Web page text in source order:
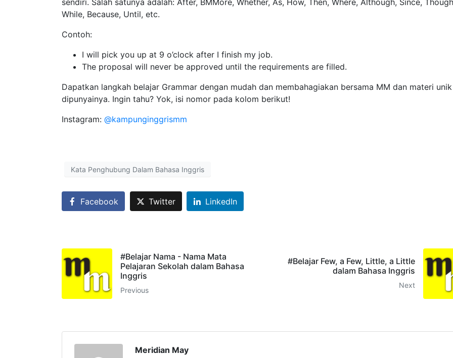
sendiri. Salah satunya adalah: After, BMMore, Whether, As, How, Then, Where, Although, Since,
While, Because, Until, etc.
Contoh:
I will pick you up at 9 o’clock after I finish my job.
The proposal will never be approved until the requirements are filled.
Dapatkan langkah belajar Grammar dengan mudah dan membahagiakan bersama MM dan materi
dipunyainya. Ingin tahu? Yok, isi nomor pada kolom berikut!
Instagram: @kampunginggrismm
Kata Penghubung Dalam Bahasa Inggris
Facebook Twitter LinkedIn
#Belajar Nama - Nama Mata
Pelajaran Sekolah dalam Bahasa
Inggris
Previous
#Belajar Few, a Few, Little, a Little
dalam Bahasa Inggris
Next
Meridian May